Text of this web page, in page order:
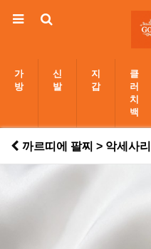
가
방
신
발
지
갑
클
러
치
백
까르띠에 팔찌 > 악세사리